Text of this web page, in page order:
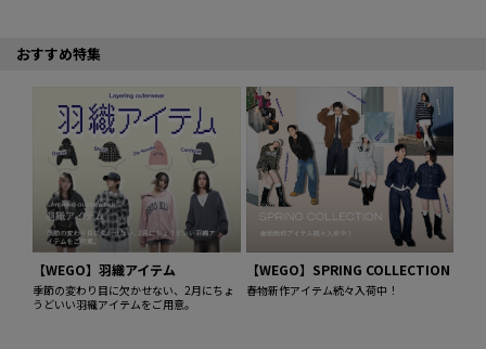
おすすめ特集
【WEGO】羽織アイテム
季節の変わり目に欠かせない、2月にちょ
うどいい羽織アイテムをご用意。
【WEGO】SPRING COLLECTION
春物新作アイテム続々入荷中！